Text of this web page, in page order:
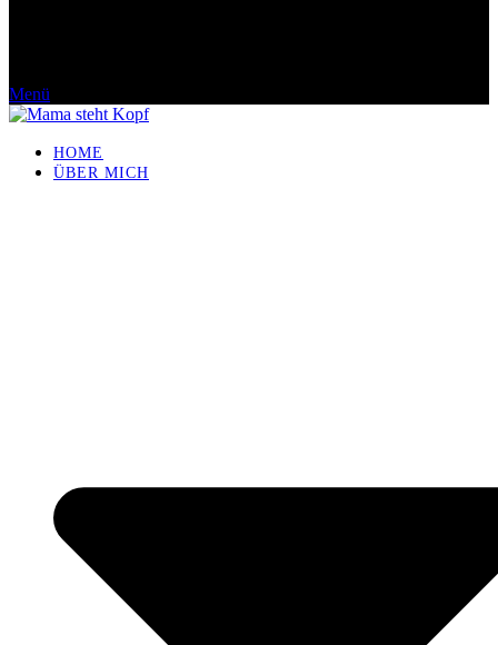
Menü
HOME
ÜBER MICH